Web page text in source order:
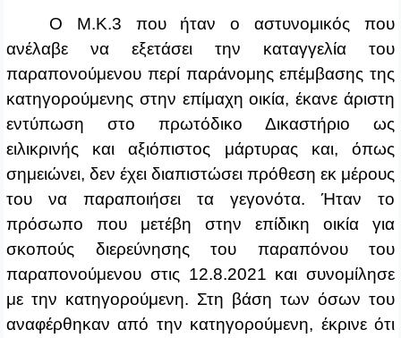
Ο Μ.Κ.3 που ήταν ο αστυνομικός που
ανέλαβε να εξετάσει την καταγγελία του
παραπονούμενου περί παράνομης επέμβασης της
κατηγορούμενης στην επίμαχη οικία, έκανε άριστη
εντύπωση στο πρωτόδικο Δικαστήριο ως
ειλικρινής και αξιόπιστος μάρτυρας και, όπως
σημειώνει, δεν έχει διαπιστώσει πρόθεση εκ μέρους
του να παραποιήσει τα γεγονότα. Ήταν το
πρόσωπο που μετέβη στην επίδικη οικία για
σκοπούς διερεύνησης του παραπόνου του
παραπονούμενου στις 12.8.2021 και συνομίλησε
με την κατηγορούμενη. Στη βάση των όσων του
αναφέρθηκαν από την κατηγορούμενη, έκρινε ότι